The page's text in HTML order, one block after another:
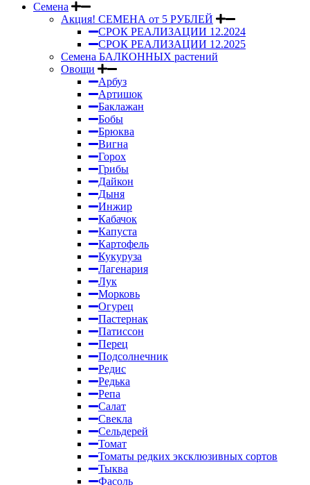
Семена
Акция! СЕМЕНА от 5 РУБЛЕЙ
СРОК РЕАЛИЗАЦИИ 12.2024
СРОК РЕАЛИЗАЦИИ 12.2025
Семена БАЛКОННЫХ растений
Овощи
Арбуз
Артишок
Баклажан
Бобы
Брюква
Вигна
Горох
Грибы
Дайкон
Дыня
Инжир
Кабачок
Капуста
Картофель
Кукуруза
Лагенария
Лук
Морковь
Огурец
Пастернак
Патиссон
Перец
Подсолнечник
Редис
Редька
Репа
Салат
Свекла
Сельдерей
Томат
Томаты редких эксклюзивных сортов
Тыква
Фасоль